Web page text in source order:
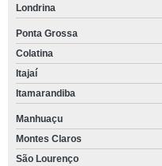
Londrina
Ponta Grossa
Colatina
Itajaí
Itamarandiba
Manhuaçu
Montes Claros
São Lourenço